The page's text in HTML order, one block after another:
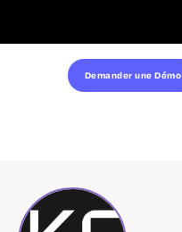
Demander une Démo